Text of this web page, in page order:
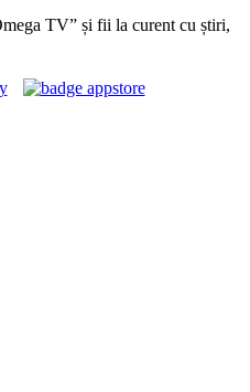
TV” și fii la curent cu știri,